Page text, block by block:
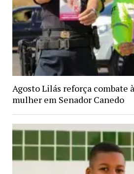
Agosto Lilás reforça combate
mulher em Senador Canedo